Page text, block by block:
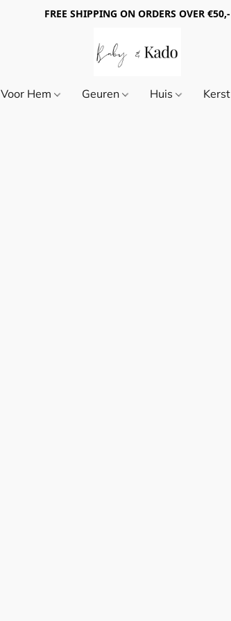
FREE SHIPPING ON ORDERS OVER €50,-
Voor Hem Geuren Huis Kerst